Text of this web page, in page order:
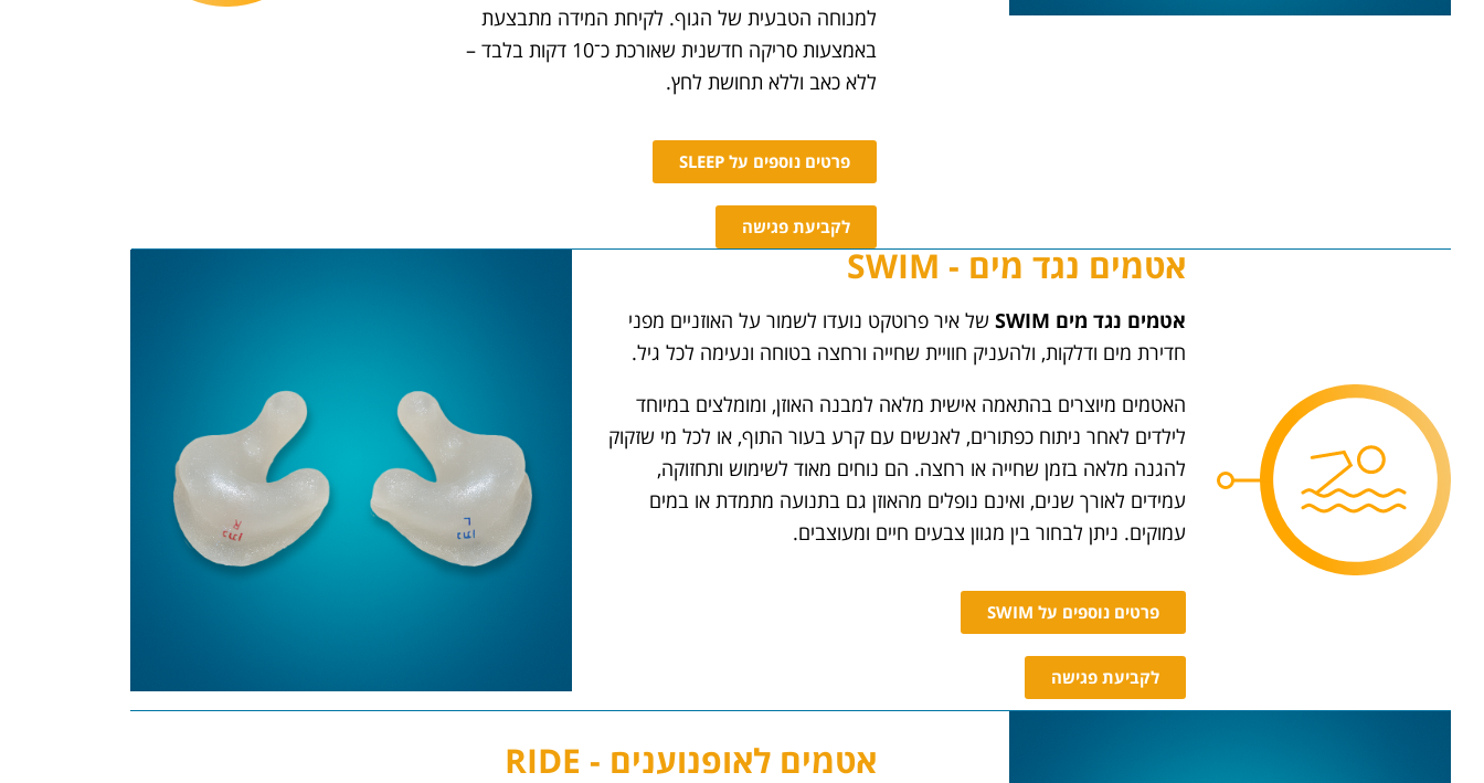
למנוחה הטבעית של הגוף. לקיחת המידה מתבצעת
באמצעות סריקה חדשנית שאורכת כ־10 דקות בלבד –
ללא כאב וללא תחושת לחץ.
פרטים נוספים על SLEEP
לקביעת פגישה
אטמים נגד מים - SWIM
אטמים נגד מים SWIM של איר פרוטקט נועדו לשמור על האוזניים מפני
חדירת מים ודלקות, ולהעניק חוויית שחייה ורחצה בטוחה ונעימה לכל גיל.
האטמים מיוצרים בהתאמה אישית מלאה למבנה האוזן, ומומלצים במיוחד
לילדים לאחר ניתוח כפתורים, לאנשים עם קרע בעור התוף, או לכל מי שזקוק
להגנה מלאה בזמן שחייה או רחצה. הם נוחים מאוד לשימוש ותחזוקה,
עמידים לאורך שנים, ואינם נופלים מהאוזן גם בתנועה מתמדת או במים
עמוקים. ניתן לבחור בין מגוון צבעים חיים ומעוצבים.
פרטים נוספים על SWIM
לקביעת פגישה
אטמים לאופנוענים - RIDE